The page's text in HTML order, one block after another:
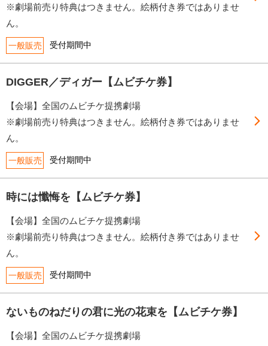
※劇場前売り特典はつきません。絵柄付き券ではありませ
ん。
一般販売 受付期間中
DIGGER／ディガー【ムビチケ券】
【会場】全国のムビチケ提携劇場
※劇場前売り特典はつきません。絵柄付き券ではありませ
ん。
一般販売 受付期間中
時には懺悔を【ムビチケ券】
【会場】全国のムビチケ提携劇場
※劇場前売り特典はつきません。絵柄付き券ではありませ
ん。
一般販売 受付期間中
ないものねだりの君に光の花束を【ムビチケ券】
【会場】全国のムビチケ提携劇場